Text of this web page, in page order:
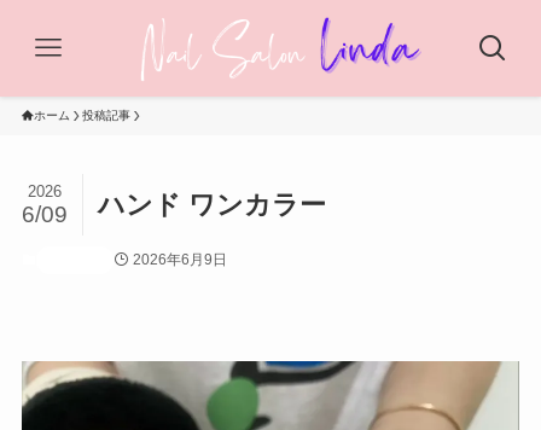
ホーム 投稿記事
ハンド ワンカラー
2026
6/09
2026年6月9日